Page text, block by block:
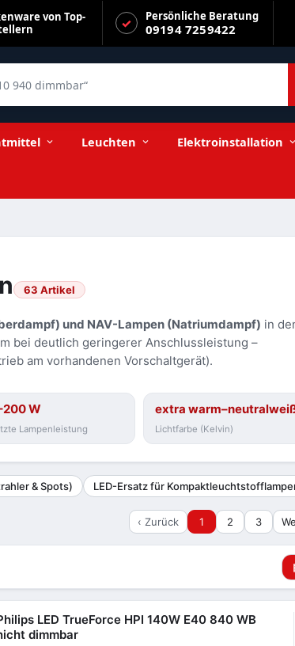
von Top-
Persönliche Beratung
09194 7259422
Leuchten Elektroinstallation
63 Artikel
und NAV-Lampen (Natriumdampf) in
bei deutlich geringerer Anschlussleistung –
am vorhandenen Vorschaltgerät).
W
Lampenleistung
extra
Lichtfarbe (Kelvin)
& Spots) LED-Ersatz für
‹ Zurück 1 2 3
LED TrueForce HPI 140W E40 840 WB
dimmbar